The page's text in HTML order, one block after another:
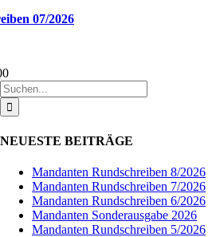
07/2026
Suche
nach:
NEUESTE BEITRÄGE
Mandanten Rundschreiben 8/2026
Mandanten Rundschreiben 7/2026
Mandanten Rundschreiben 6/2026
Mandanten Sonderausgabe 2026
Mandanten Rundschreiben 5/2026